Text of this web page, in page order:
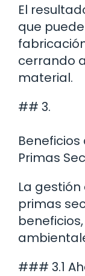
El
que
cerrando
material.
## 3.
Primas
La
primas
### 3.1